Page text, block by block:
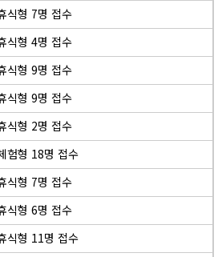
식형 7명 접수
식형 4명 접수
식형 9명 접수
식형 9명 접수
식형 2명 접수
험형 18명 접수
식형 7명 접수
식형 6명 접수
식형 11명 접수